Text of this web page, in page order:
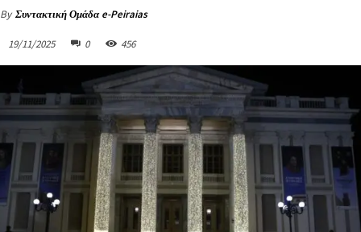
By Συντακτική Ομάδα e-Peiraias
19/11/2025 0 456